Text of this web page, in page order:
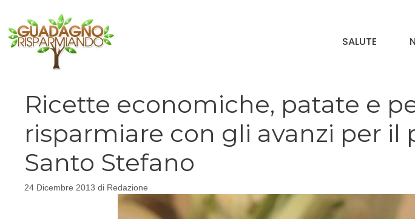
contenuto
SALUTE
Ricette economiche, patate e
risparmiare con gli avanzi per il
Santo Stefano
24 Dicembre 2013 di Redazione